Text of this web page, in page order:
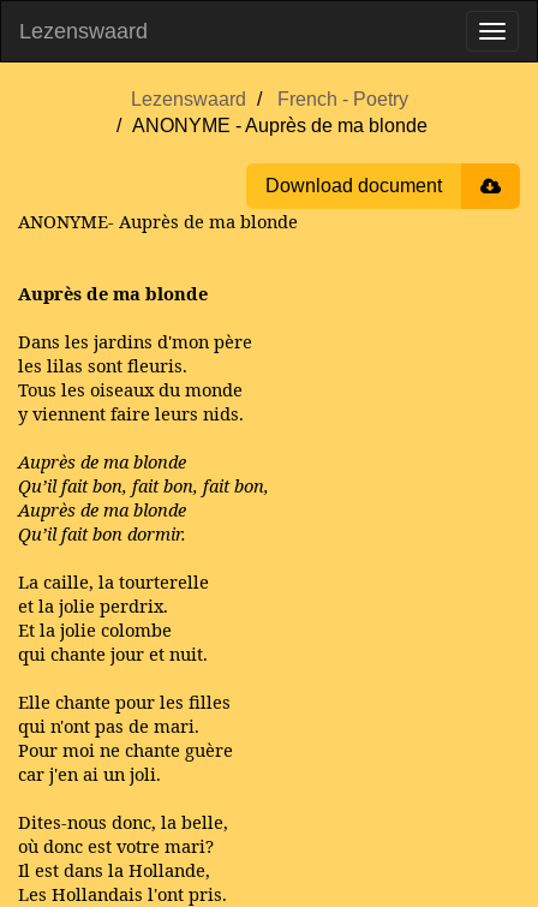
Lezenswaard
Lezenswaard
French - Poetry
ANONYME - Auprès de ma blonde
Download document
ANONYME- Auprès de ma blonde
Auprès de ma blonde
Dans les jardins d'mon père
les lilas sont fleuris.
Tous les oiseaux du monde
y viennent faire leurs nids.
Auprès de ma blonde
Qu’il fait bon, fait bon, fait bon,
Auprès de ma blonde
Qu’il fait bon dormir.
La caille, la tourterelle
et la jolie perdrix.
Et la jolie colombe
qui chante jour et nuit.
Elle chante pour les filles
qui n'ont pas de mari.
Pour moi ne chante guère
car j'en ai un joli.
Dites-nous donc, la belle,
où donc est votre mari?
Il est dans la Hollande,
Les Hollandais l'ont pris.